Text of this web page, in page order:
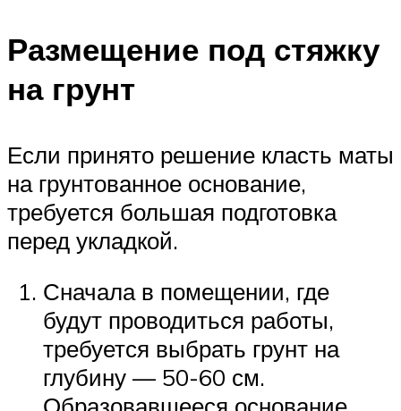
Размещение под стяжку
на грунт
Если принято решение класть маты
на грунтованное основание,
требуется большая подготовка
перед укладкой.
Сначала в помещении, где
будут проводиться работы,
требуется выбрать грунт на
глубину — 50-60 см.